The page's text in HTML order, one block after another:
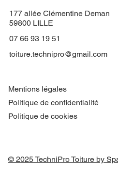
177 allée Clémentine Deman
59800 LILLE
07 66 93 19 51
toiture.technipro@gmail.com
Mentions légales
Politique de confidentialité
Politique de cookies
© 2025 TechniPro Toiture by